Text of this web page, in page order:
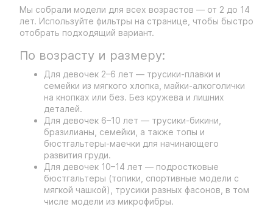
Мы собрали модели для всех возрастов — от 2 до 14
лет. Используйте фильтры на странице, чтобы быстро
отобрать подходящий вариант.
По возрасту и размеру:
Для девочек 2–6 лет — трусики-плавки и
семейки из мягкого хлопка, майки-алкоголички
на кнопках или без. Без кружева и лишних
деталей.
Для девочек 6–10 лет — трусики-бикини,
бразилианы, семейки, а также топы и
бюстгальтеры-маечки для начинающего
развития груди.
Для девочек 10–14 лет — подростковые
бюстгальтеры (топики, спортивные модели с
мягкой чашкой), трусики разных фасонов, в том
числе модели из микрофибры.